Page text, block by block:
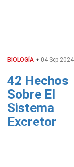
BIOLOGÍA 04 Sep 2024
42 Hechos
Sobre El
Sistema
Excretor